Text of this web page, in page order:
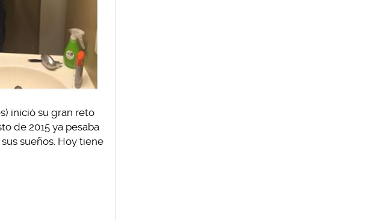
inició su gran reto
de 2015 ya pesaba
sueños. Hoy tiene